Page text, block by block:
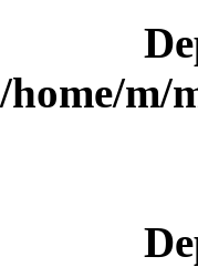
/home/m/